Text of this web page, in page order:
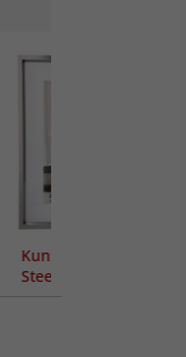
Kunststoffrahmen
Steel Style